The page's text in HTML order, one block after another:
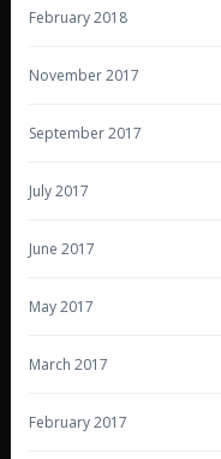
February 2018
November 2017
September 2017
July 2017
June 2017
May 2017
March 2017
February 2017